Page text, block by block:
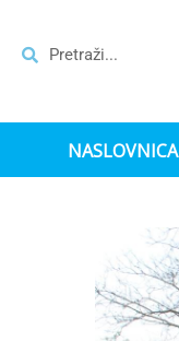
NASLOVNICA